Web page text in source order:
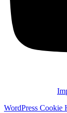
WordPress Cookie